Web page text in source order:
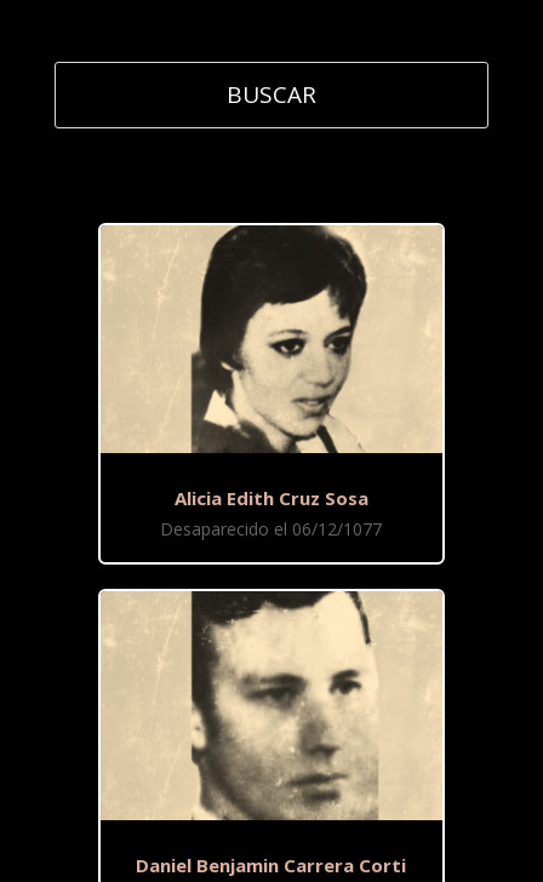
Alicia Edith Cruz Sosa
Desaparecido el 06/12/1077
Daniel Benjamin Carrera Corti